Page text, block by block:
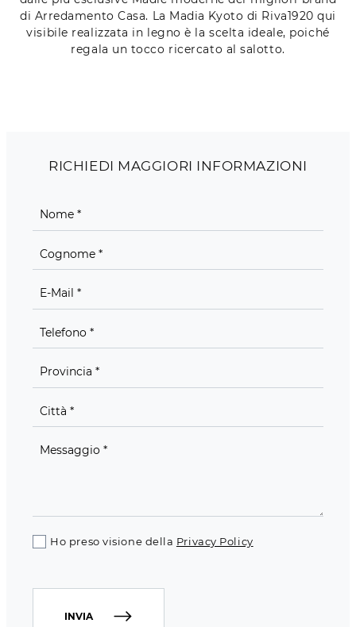
di Arredamento Casa. La Madia Kyoto di Riva1920 qui
visibile realizzata in legno è la scelta ideale, poiché
regala un tocco ricercato al salotto.
RICHIEDI MAGGIORI INFORMAZIONI
Ho preso visione della Privacy Policy
INVIA